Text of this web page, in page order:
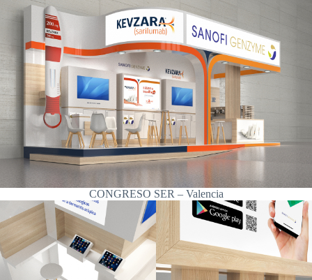
CONGRESO SER – Valencia